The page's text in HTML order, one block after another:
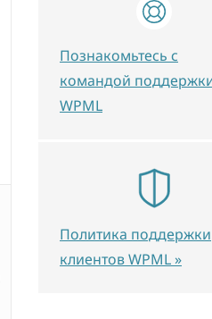
Познакомьтесь с
командой
WPML
Политика поддержки
клиентов WPML »